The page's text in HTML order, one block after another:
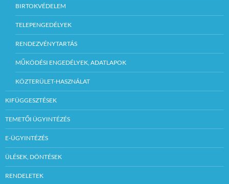
BIRTOKVÉDELEM
TELEPENGEDÉLYEK
RENDEZVÉNYTARTÁS
MŰKÖDÉSI ENGEDÉLYEK, ADATLAPOK
KÖZTERÜLET-HASZNÁLAT
KIFÜGGESZTÉSEK
TEMETŐI ÜGYINTÉZÉS
E-ÜGYINTÉZÉS
ÜLÉSEK, DÖNTÉSEK
RENDELETEK